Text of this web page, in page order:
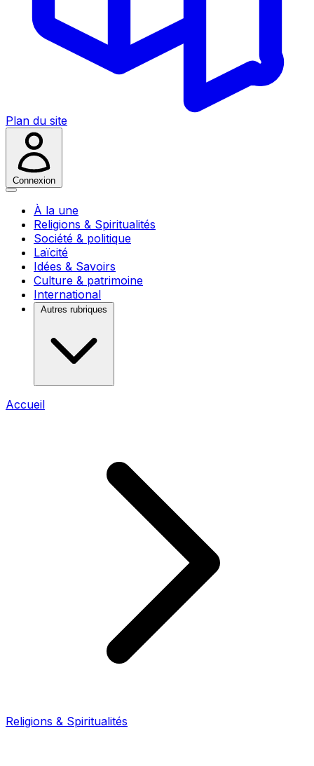
Plan du site
Connexion
À la une
Religions & Spiritualités
Société & politique
Laïcité
Idées & Savoirs
Culture & patrimoine
International
Autres rubriques
Accueil
Religions & Spiritualités